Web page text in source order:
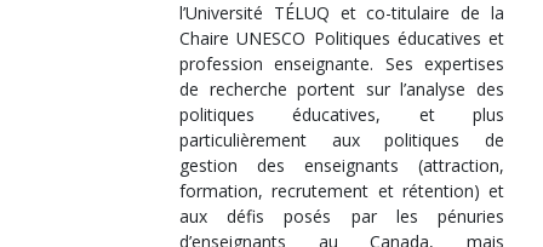
l’Université TÉLUQ et co-titulaire de la
Chaire UNESCO Politiques éducatives et
profession enseignante. Ses expertises
de recherche portent sur l’analyse des
politiques éducatives, et plus
particulièrement aux politiques de
gestion des enseignants (attraction,
formation, recrutement et rétention) et
aux défis posés par les pénuries
d’enseignants au Canada, mais